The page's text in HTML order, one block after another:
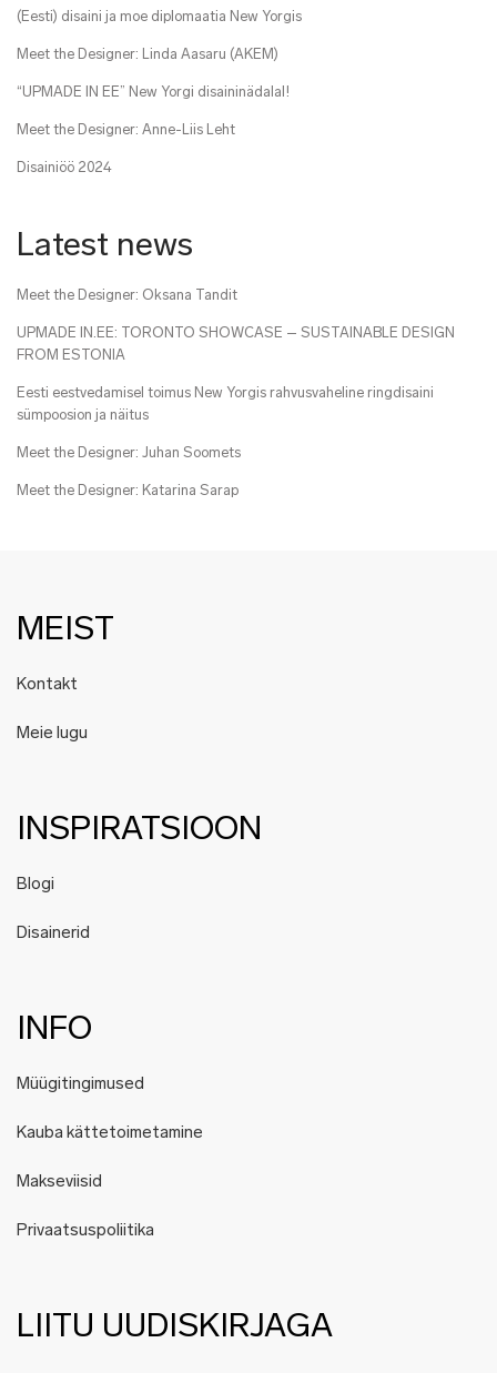
(Eesti) disaini ja moe diplomaatia New Yorgis
Meet the Designer: Linda Aasaru (AKEM)
“UPMADE IN EE” New Yorgi disaininädalal!
Meet the Designer: Anne-Liis Leht
Disainiöö 2024
Latest news
Meet the Designer: Oksana Tandit
UPMADE IN.EE: TORONTO SHOWCASE – SUSTAINABLE DESIGN
FROM ESTONIA
Eesti eestvedamisel toimus New Yorgis rahvusvaheline ringdisaini
sümpoosion ja näitus
Meet the Designer: Juhan Soomets
Meet the Designer: Katarina Sarap
MEIST
Kontakt
Meie lugu
INSPIRATSIOON
Blogi
Disainerid
INFO
Müügitingimused
Kauba kättetoimetamine
Makseviisid
Privaatsuspoliitika
LIITU UUDISKIRJAGA